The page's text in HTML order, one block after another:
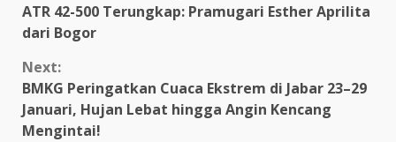
Reading
ATR 42-500 Terungkap: Pramugari Esther Aprilita
dari Bogor
Next:
BMKG Peringatkan Cuaca Ekstrem di Jabar 23–29
Januari, Hujan Lebat hingga Angin Kencang
Mengintai!